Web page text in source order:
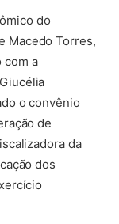
do
Macedo Torres,
com a
o convênio
de
da
dos